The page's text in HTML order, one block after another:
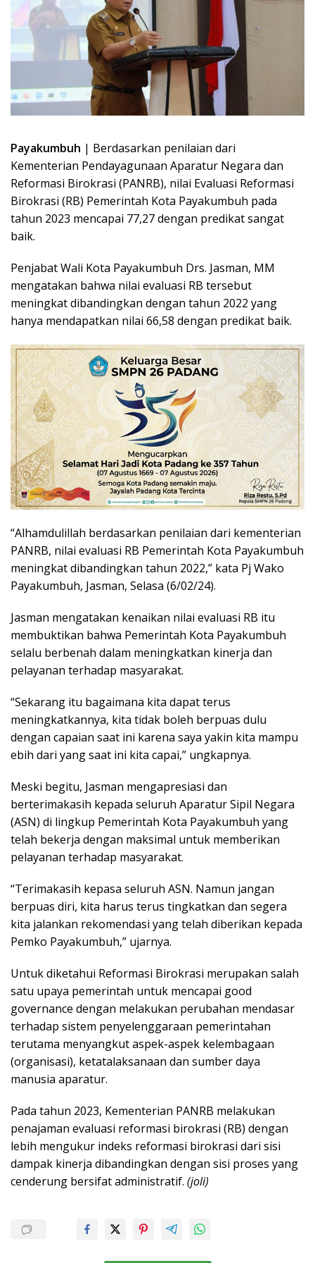
Payakumbuh | Berdasarkan penilaian dari
Kementerian Pendayagunaan Aparatur Negara dan
Reformasi Birokrasi (PANRB), nilai Evaluasi Reformasi
Birokrasi (RB) Pemerintah Kota Payakumbuh pada
tahun 2023 mencapai 77,27 dengan predikat sangat
baik.
Penjabat Wali Kota Payakumbuh Drs. Jasman, MM
mengatakan bahwa nilai evaluasi RB tersebut
meningkat dibandingkan dengan tahun 2022 yang
hanya mendapatkan nilai 66,58 dengan predikat baik.
“Alhamdulillah berdasarkan penilaian dari kementerian
PANRB, nilai evaluasi RB Pemerintah Kota Payakumbuh
meningkat dibandingkan tahun 2022,” kata Pj Wako
Payakumbuh, Jasman, Selasa (6/02/24).
Jasman mengatakan kenaikan nilai evaluasi RB itu
membuktikan bahwa Pemerintah Kota Payakumbuh
selalu berbenah dalam meningkatkan kinerja dan
pelayanan terhadap masyarakat.
“Sekarang itu bagaimana kita dapat terus
meningkatkannya, kita tidak boleh berpuas dulu
dengan capaian saat ini karena saya yakin kita mampu
ebih dari yang saat ini kita capai,” ungkapnya.
Meski begitu, Jasman mengapresiasi dan
berterimakasih kepada seluruh Aparatur Sipil Negara
(ASN) di lingkup Pemerintah Kota Payakumbuh yang
telah bekerja dengan maksimal untuk memberikan
pelayanan terhadap masyarakat.
“Terimakasih kepasa seluruh ASN. Namun jangan
berpuas diri, kita harus terus tingkatkan dan segera
kita jalankan rekomendasi yang telah diberikan kepada
Pemko Payakumbuh,” ujarnya.
Untuk diketahui Reformasi Birokrasi merupakan salah
satu upaya pemerintah untuk mencapai good
governance dengan melakukan perubahan mendasar
terhadap sistem penyelenggaraan pemerintahan
terutama menyangkut aspek-aspek kelembagaan
(organisasi), ketatalaksanaan dan sumber daya
manusia aparatur.
Pada tahun 2023, Kementerian PANRB melakukan
penajaman evaluasi reformasi birokrasi (RB) dengan
lebih mengukur indeks reformasi birokrasi dari sisi
dampak kinerja dibandingkan dengan sisi proses yang
cenderung bersifat administratif. (joli)